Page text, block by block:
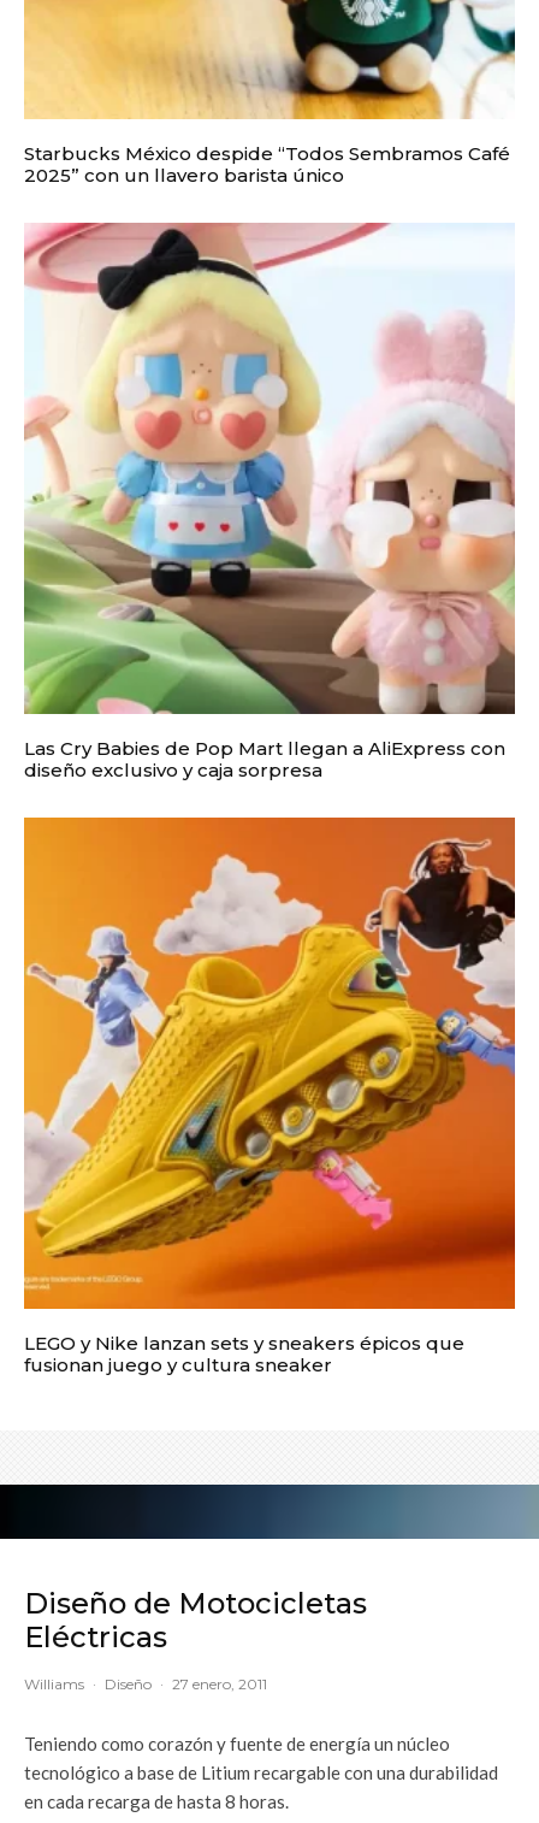
Starbucks México despide “Todos Sembramos Café
2025” con un llavero barista único
Las Cry Babies de Pop Mart llegan a AliExpress con
diseño exclusivo y caja sorpresa
LEGO y Nike lanzan sets y sneakers épicos que
fusionan juego y cultura sneaker
Diseño de Motocicletas
Eléctricas
Williams · Diseño · 27 enero, 2011
Teniendo como corazón y fuente de energía un núcleo
tecnológico a base de Litium recargable con una durabilidad
en cada recarga de hasta 8 horas.